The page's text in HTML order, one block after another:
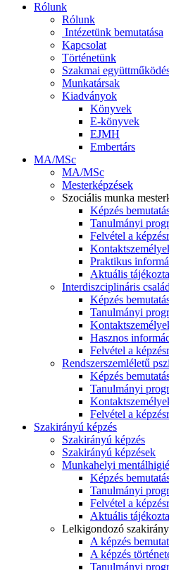
Rólunk
Rólunk
Intézetünk bemutatása
Kapcsolat
Történetünk
Szakmai
Munkatársak
Kiadványok
Könyvek
E-könyvek
EJMH
Embertárs
MA/MSc
MA/MSc
Mesterképzések
Szociális munka
Képzés
Tanulmányi
Felvétel a
Praktikus
Aktuális
Interdiszciplináris
Képzés
Tanulmányi
Hasznos
Felvétel a
Rendszerszemléletű
Képzés
Tanulmányi
Felvétel a
Szakirányú képzés
Szakirányú képzés
Szakirányú képzések
Munkahelyi
Képzés
Tanulmányi
Felvétel a
Aktuális
Lelkigondozó
A képzés
A képzés
Tanulmányi